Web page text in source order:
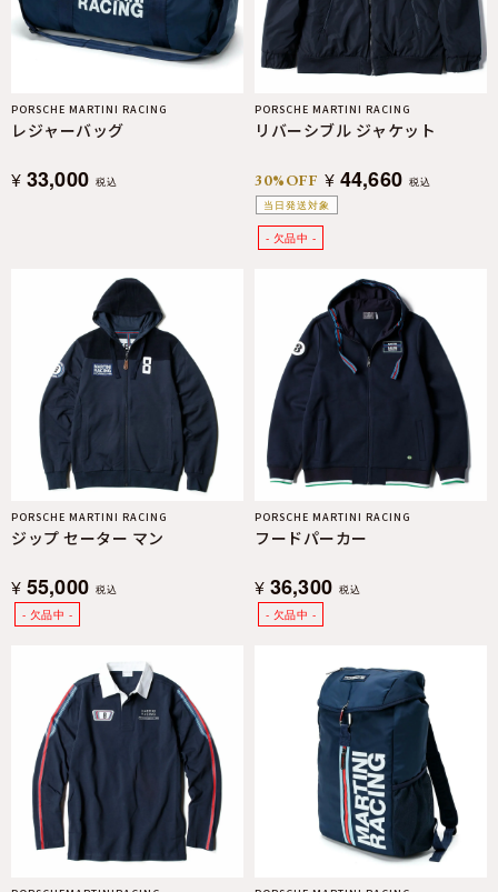
PORSCHE MARTINI RACING
レジャーバッグ
¥ 33,000 税込
当日発送対象
PORSCHE MARTINI RACING
リバーシブル ジャケット
30%OFF ¥ 44,660 税込
PORSCHE MARTINI RACING
ジップ セーター マン
¥ 55,000 税込
PORSCHE MARTINI RACING
フードパーカー
¥ 36,300 税込